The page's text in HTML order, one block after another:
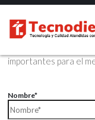
Contáctenos Vía
Envíenos sus datos
importantes para el
Nombre*